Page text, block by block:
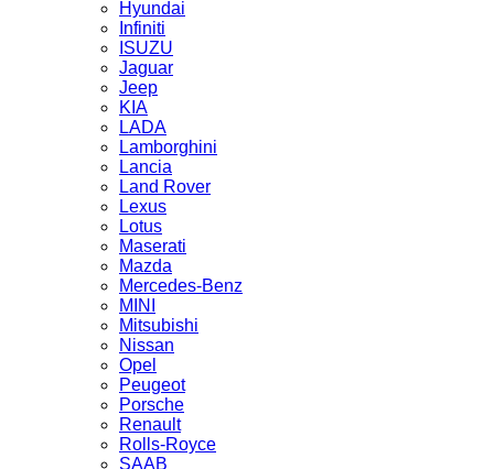
Hyundai
Infiniti
ISUZU
Jaguar
Jeep
KIA
LADA
Lamborghini
Lancia
Land Rover
Lexus
Lotus
Maserati
Mazda
Mercedes-Benz
MINI
Mitsubishi
Nissan
Opel
Peugeot
Porsche
Renault
Rolls-Royce
SAAB